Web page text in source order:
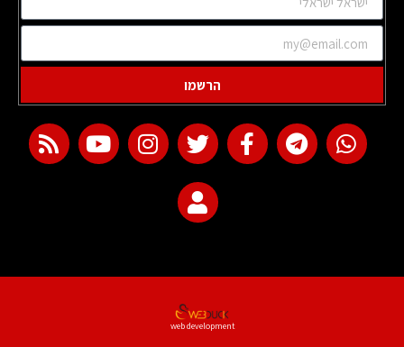
הרשמו
web development